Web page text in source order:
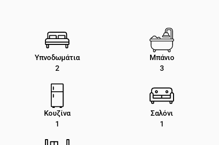
Υπνοδωμάτια
2
Μπάνιο
3
Κουζίνα
1
Σαλόνι
1